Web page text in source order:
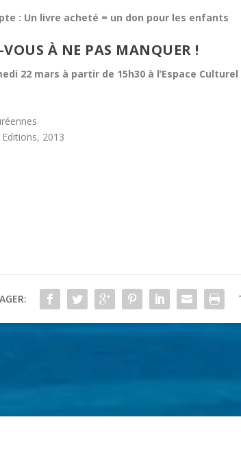
: Un livre acheté = un don pour les enfants
À NE PAS MANQUER !
22 mars à partir de 15h30 à l’Espace
Editions, 2013